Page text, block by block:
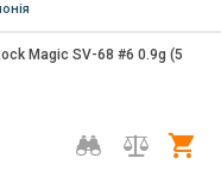
Magic SV-68 #6 0.9g (5